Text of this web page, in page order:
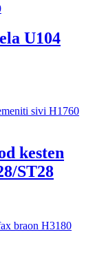
U104
kesten
ST28